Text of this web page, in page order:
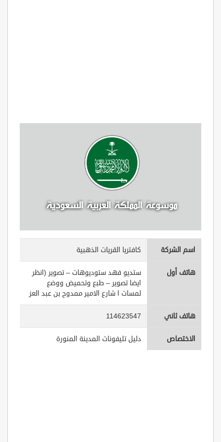
اسم الشركة كافتريا القريات الذهبية
هاتف أول
ستديو فهد ستوديوهات – تصوير (انظر
ايضا تصوير – طبع وتحميض ووضع
لمسات ا شارع الامير ممدوح بن عبد العز
هاتف ثاني 114623547
الاختصاص دليل تليفونات المدينة المنورة